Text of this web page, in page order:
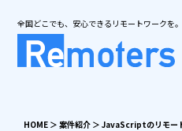
全国どこでも、安心できるリモートワークを。
HOME ＞ 案件紹介 ＞ JavaScriptのリモー